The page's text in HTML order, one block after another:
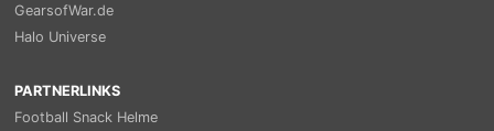
GearsofWar.de
Halo Universe
PARTNERLINKS
Football Snack Helme